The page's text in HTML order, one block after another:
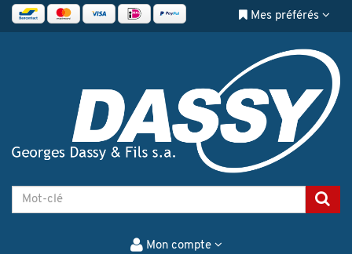
Mes préférés
Mon compte